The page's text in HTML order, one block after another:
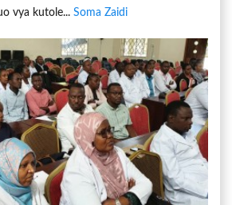
vya kutole... Soma Zaidi